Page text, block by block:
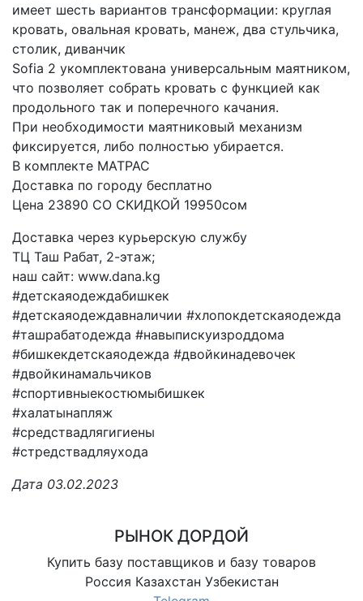
имеет шесть вариантов трансформации: круглая
кровать, овальная кровать, манеж, два стульчика,
столик, диванчик
Sofia 2 укомплектована универсальным маятником,
что позволяет собрать кровать с функцией как
продольного так и поперечного качания.
При необходимости маятниковый механизм
фиксируется, либо полностью убирается.
В комплекте МАТРАС
Доставка по городу бесплатно
Цена 23890 СО СКИДКОЙ 19950сом
Доставка через курьерскую службу
ТЦ Таш Рабат, 2-этаж;
наш сайт: www.dana.kg
#детскаяодеждабишкек
#детскаяодеждавналичии #хлопокдетскаяодежда
#ташрабатодежда #навыпискуизроддома
#бишкекдетскаяодежда #двойкинадевочек
#двойкинамальчиков
#спортивныекостюмыбишкек
#халатынапляж
#средствадлягигиены
#стредствадляухода
Дата 03.02.2023
РЫНОК ДОРДОЙ
Купить базу поставщиков и базу товаров
Россия Казахстан Узбекистан